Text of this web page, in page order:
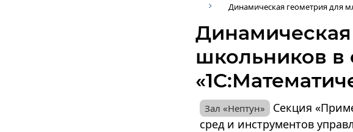
Динамическая геометрия для
школьников в
Секция
сред и инструментов